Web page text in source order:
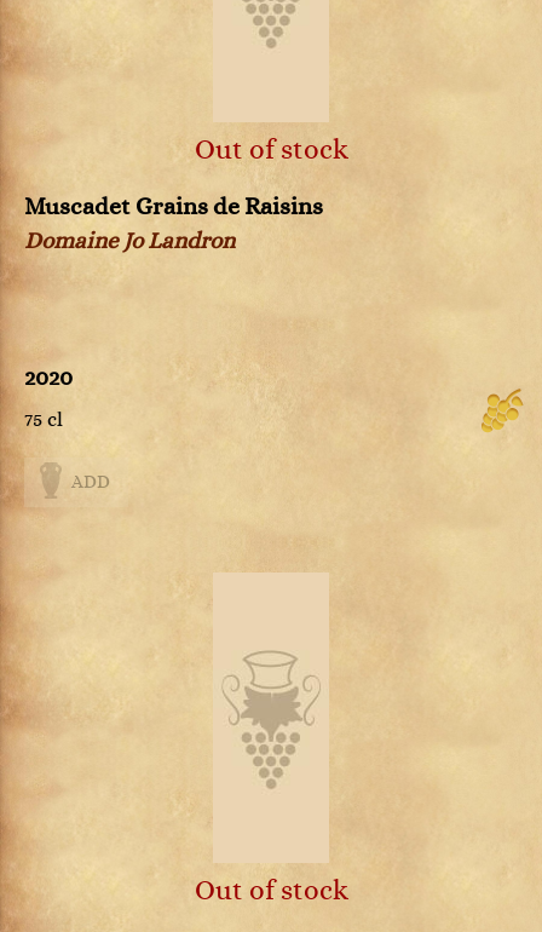
Out of stock
Muscadet Grains de Raisins
Domaine Jo Landron
2020
75 cl
ADD
Out of stock